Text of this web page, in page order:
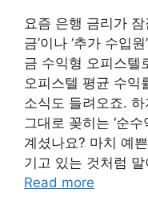
요즘 은행 금리가
금’이나 ‘추가 수입
금 수익형 오피스텔
오피스텔 평균 수익
소식도 들려오죠.
그대로 꽂히는 ‘순
계셨나요? 마치 예
기고 있는 것처럼
Read more